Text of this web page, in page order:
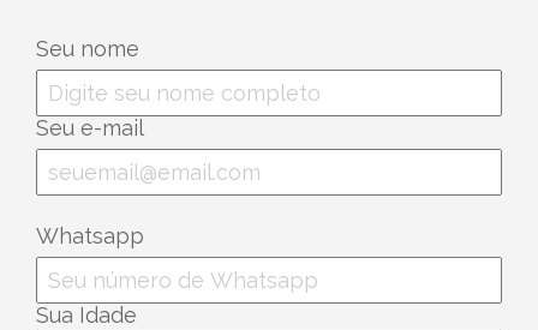
Seu nome
Seu e-mail
Whatsapp
Sua Idade